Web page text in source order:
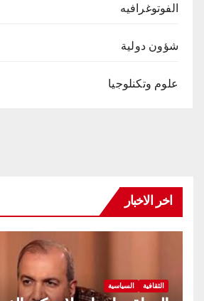
الفوتوغرافيه
شؤون دولية
علوم وتكنلوجيا
اخر الاخبار
الثقافية السياسية